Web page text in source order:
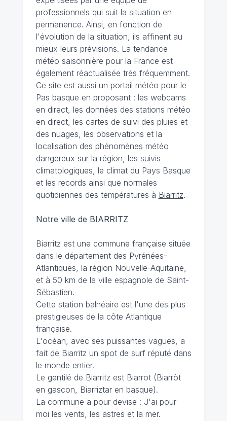
professionnels qui suit la situation en
permanence. Ainsi, en fonction de
l'évolution de la situation, ils affinent au
mieux leurs prévisions. La tendance
météo saisonnière pour la France est
également réactualisée très fréquemment.
Ce site est aussi un portail météo pour le
Pas basque en proposant : les webcams
en direct, les données des stations météo
en direct, les cartes de suivi des pluies et
des nuages, les observations et la
localisation des phénomènes météo
dangereux sur la région, les suivis
climatologiques, le climat du Pays Basque
et les records ainsi que normales
quotidiennes des températures à Biarritz.
Notre ville de BIARRITZ
Biarritz est une commune française située
dans le département des Pyrénées-
Atlantiques, la région Nouvelle-Aquitaine,
et à 50 km de la ville espagnole de Saint-
Sébastien.
Cette station balnéaire est l'une des plus
prestigieuses de la côte Atlantique
française.
L'océan, avec ses puissantes vagues, a
fait de Biarritz un spot de surf réputé dans
le monde entier.
Le gentilé de Biarritz est Biarrot (Biarròt
en gascon, Biarriztar en basque).
La commune a pour devise : J'ai pour
moi les vents, les astres et la mer.